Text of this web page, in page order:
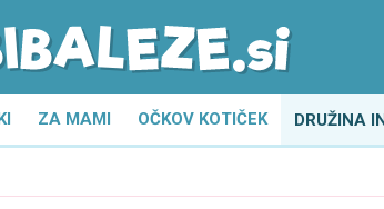
ZA MAMI OČKOV KOTIČEK DRUŽINA